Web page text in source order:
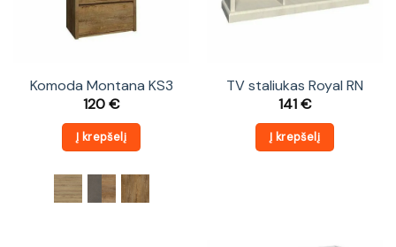
Komoda Montana KS3
120€
Į krepšelį
TV staliukas Royal RN
141€
Į krepšelį